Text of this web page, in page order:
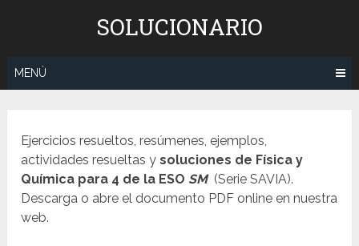
SOLUCIONARIO
MENÚ
Ejercicios resueltos, resúmenes, ejemplos,
actividades resueltas ysoluciones de Física y
Química para 4 de la ESO SM (Serie SAVIA).
Descarga o abre el documento PDF online en nuestra
web.